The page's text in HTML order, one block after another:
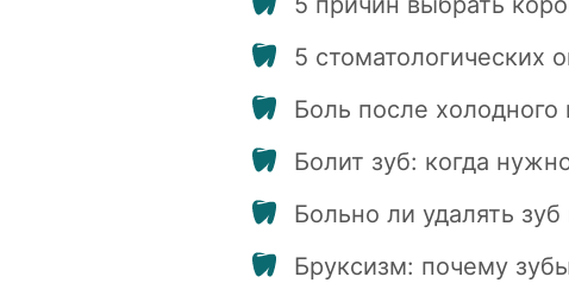
5 стоматологических
Боль после холодного
Болит зуб: когда
Больно ли удалять
Бруксизм: почему